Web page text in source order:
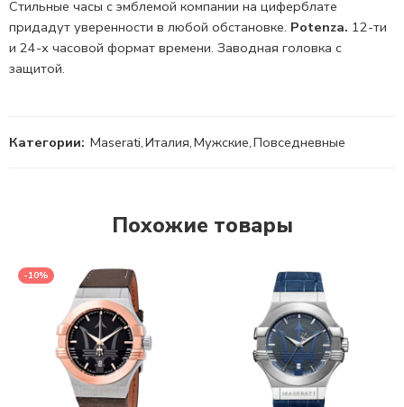
Стильные часы с эмблемой компании на циферблате
придадут уверенности в любой обстановке. Potenza. 12-ти
и 24-х часовой формат времени. Заводная головка с
защитой.
Категории: Maserati,Италия,Мужские,Повседневные
Похожие товары
-10%